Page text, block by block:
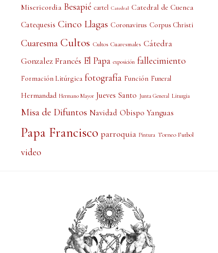
Misericordia Besapié cartel Catedral Catedral de Cuenca
Catequesis Cinco Llagas Coronavirus Corpus Christi
Cuaresma Cultos Cultos Cuaresmales Cátedra
Gonzalez Francés El Papa exposición fallecimiento
Formación Litúrgica fotografía Función Funeral
Hermandad Hermano Mayor Jueves Santo Junta General Liturgia
Misa de Difuntos Navidad Obispo Yanguas
Papa Francisco parroquia Pintura Torneo Futbol
video